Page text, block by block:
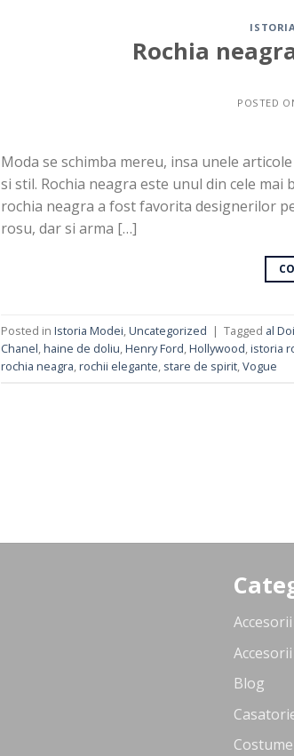
Rochia
POSTED
Moda se schimba mereu, insa unele
si stil. Rochia neagra este unul din cele mai
rochia neagra a fost favorita designerilor
rosu, dar si arma […]
Posted in Istoria Modei,Uncategorized | Tagged al
Chanel,haine de doliu,Henry Ford,Hollywood,istoria
rochia neagra,rochii elegante, stare de spirit,Vogue
Blog
Costume